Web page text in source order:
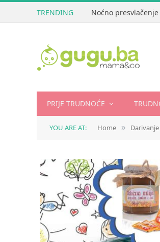
TRENDING Noćno
PRIJE TRUDNOĆE
YOU ARE AT: Home » Darivanje